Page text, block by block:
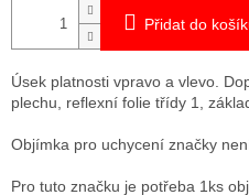
Přidat do
Úsek platnosti vpravo a vlevo.
plechu, reflexní folie třídy 1,
Objímka pro uchycení značky
Pro tuto značku je potřeba 1ks